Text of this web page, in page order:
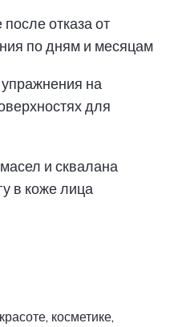
отказа от
по дням и месяцам
на
для
и сквалана
в коже лица
косметике,